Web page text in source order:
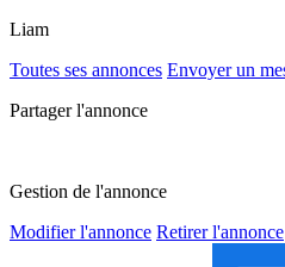
Liam
Toutes ses annonces Envoyer un
Partager l'annonce
Gestion de l'annonce
Modifier l'annonce Retirer l'annonce